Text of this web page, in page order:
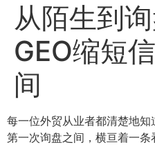
从陌生到
GEO缩短
间
每一位外贸从业者都清楚地
第一次询盘之间，横亘着一